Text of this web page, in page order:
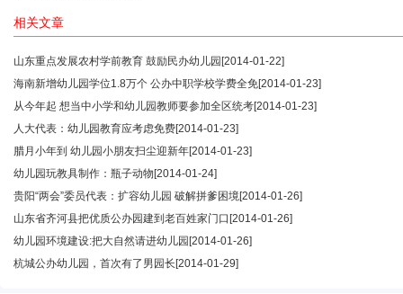
相关文章
山东重点发展农村学前教育 鼓励民办幼儿园 [2014-01-22]
海南新增幼儿园学位1.8万个 公办中职学校学费全免[2014-01-23]
从今年起 想当中小学和幼儿园教师要参加全区统考[2014-01-23]
人大代表：幼儿园教育应考虑免费[2014-01-23]
腊月小年到 幼儿园小朋友扫尘迎新年[2014-01-23]
幼儿园玩教具制作：瓶子动物 [2014-01-24]
贵阳“两会”委员代表：扩容幼儿园 破解拼爹困境[2014-01-26]
山东省齐河县把优质公办园建到老百姓家门口 [2014-01-26]
幼儿园环境建设:把大自然请进幼儿园 [2014-01-26]
杭城公办幼儿园，首次有了男园长 [2014-01-29]